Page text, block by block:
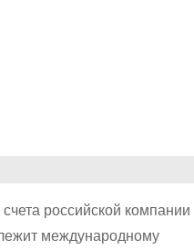
российской компании
международному